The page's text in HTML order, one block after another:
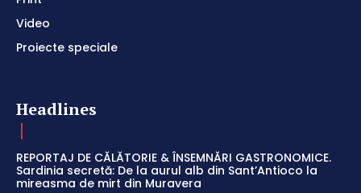
Video
Proiecte speciale
Headlines
REPORTAJ DE CĂLĂTORIE & ÎNSEMNĂRI GASTRONOMICE.
Sardinia secretă: De la aurul alb din Sant’Antioco la
mireasma de mirt din Muravera